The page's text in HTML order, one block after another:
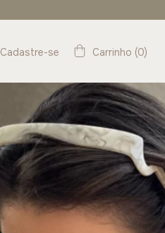
Cadastre-se Carrinho (0)